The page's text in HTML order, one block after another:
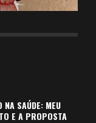
NA SAÚDE: MEU
E A PROPOSTA